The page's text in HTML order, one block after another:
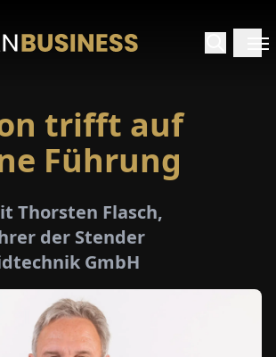
trifft auf
Führung
Thorsten Flasch,
der Stender
GmbH